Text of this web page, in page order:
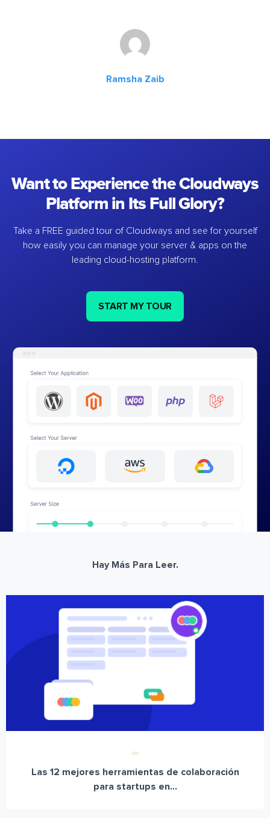
Ramsha Zaib
Want to Experience the Cloudways
Platform in Its Full Glory?
Take a FREE guided tour of Cloudways and see for yourself
how easily you can manage your server & apps on the
leading cloud-hosting platform.
START MY TOUR
Hay Más Para Leer.
Las 12 mejores herramientas de colaboración
para startups en...